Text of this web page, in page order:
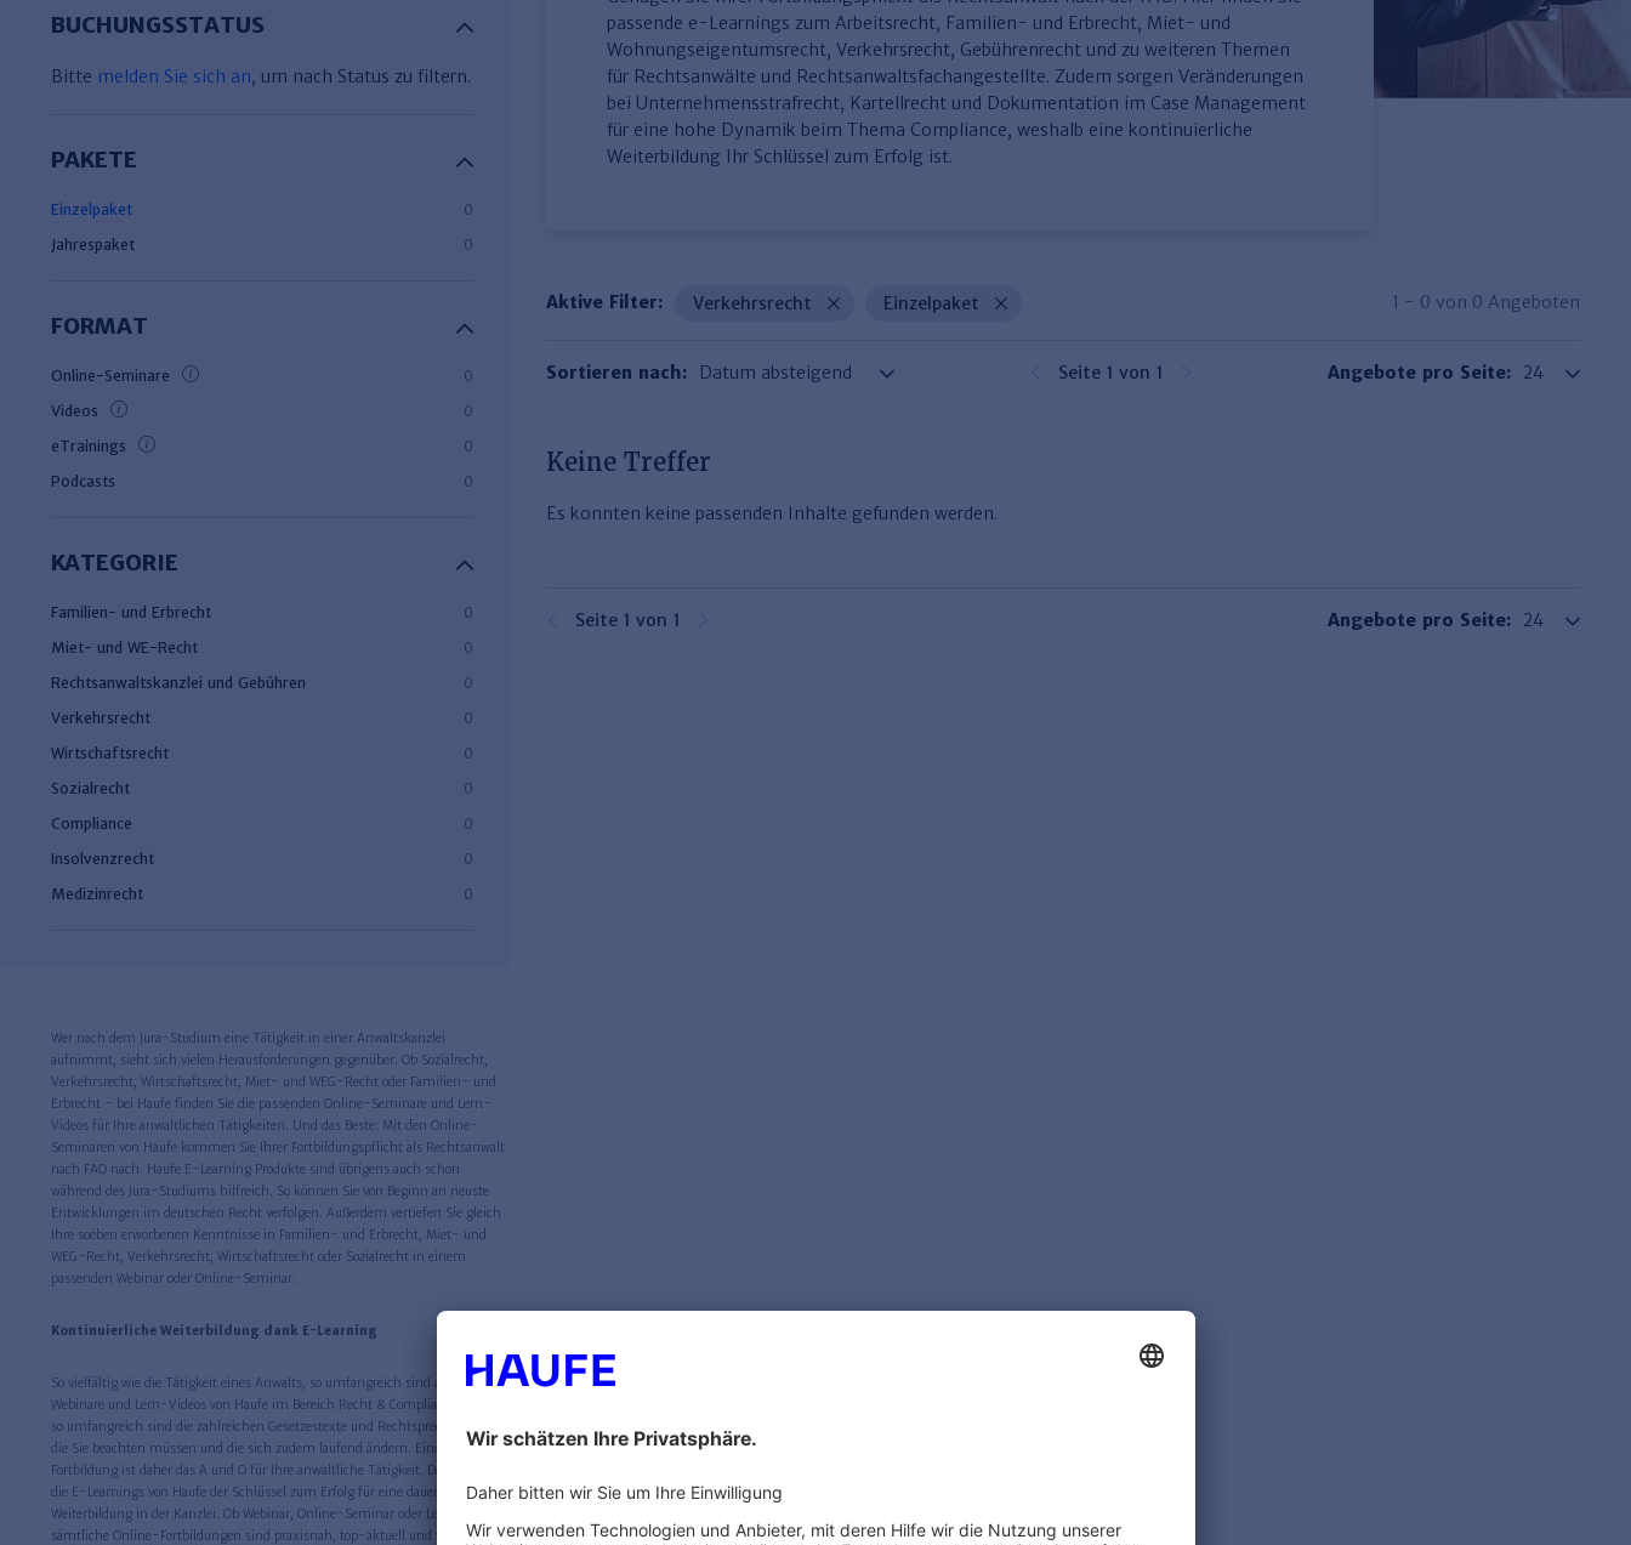
BUCHUNGSSTATUS
Bitte melden Sie sich an, um nach Status zu filtern.
PAKETE
Einzelpaket
0
Jahrespaket
0
FORMAT
Online-Seminare
0
Videos
0
eTrainings
0
Podcasts
0
KATEGORIE
Familien- und Erbrecht
0
Miet- und WE-Recht
0
Rechtsanwaltskanzlei und Gebühren
0
Verkehrsrecht
0
Wirtschaftsrecht
0
Sozialrecht
0
Compliance
0
Insolvenzrecht
0
Medizinrecht
0
passende e-Learnings zum Arbeitsrecht, Familien- und Erbrecht, Miet- und
Wohnungseigentumsrecht, Verkehrsrecht, Gebührenrecht und zu weiteren Themen
für Rechtsanwälte und Rechtsanwaltsfachangestellte. Zudem sorgen Veränderungen
bei Unternehmensstrafrecht, Kartellrecht und Dokumentation im Case Management
für eine hohe Dynamik beim Thema Compliance, weshalb eine kontinuierliche
Weiterbildung Ihr Schlüssel zum Erfolg ist.
1 - 0 von 0 Angeboten
Aktive Filter: Verkehrsrecht Einzelpaket
Sortieren nach: Angebote pro Seite:
Seite 1 von 1
Keine Treffer
Es konnten keine passenden Inhalte gefunden werden.
Angebote pro Seite:
Seite 1 von 1
Wer nach dem Jura-Studium eine Tätigkeit in einer Anwaltskanzlei
aufnimmt, sieht sich vielen Herausforderungen gegenüber. Ob Sozialrecht,
Verkehrsrecht, Wirtschaftsrecht, Miet- und WEG-Recht oder Familien- und
Erbrecht - bei Haufe finden Sie die passenden Online-Seminare und Lern-
Videos für Ihre anwaltlichen Tätigkeiten. Und das Beste: Mit den Online-
Seminaren von Haufe kommen Sie Ihrer Fortbildungspflicht als Rechtsanwalt
nach FAO nach. Haufe E-Learning Produkte sind übrigens auch schon
während des Jura-Studiums hilfreich. So können Sie von Beginn an neuste
Entwicklungen im deutschen Recht verfolgen. Außerdem vertiefen Sie gleich
Ihre soeben erworbenen Kenntnisse in Familien- und Erbrecht, Miet- und
WEG-Recht, Verkehrsrecht, Wirtschaftsrecht oder Sozialrecht in einem
passenden Webinar oder Online-Seminar.
Kontinuierliche Weiterbildung dank E-Learning
So vielfältig wie die Tätigkeit eines Anwalts, so umfangreich sind auch die
Webinare und Lern-Videos von Haufe im Bereich Recht & Compliance. Ebenso
so umfangreich sind die zahlreichen Gesetzestexte und Rechtsprechungen,
die Sie beachten müssen und die sich zudem laufend ändern. Eine dauerhafte
Fortbildung ist daher das A und O für Ihre anwaltliche Tätigkeit. Daher sind
die E-Learnings von Haufe der Schlüssel zum Erfolg für eine dauerhafte
Weiterbildung in der Kanzlei. Ob Webinar, Online-Seminar oder Lern-Video -
sämtliche Online-Fortbildungen sind praxisnah, top-aktuell und vor allem